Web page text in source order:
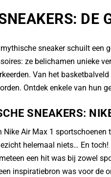
DE
sneaker schuilt een
ze belichamen unieke
Van het
Ontdek enkele van hun
SNEAKERS:
Nike Air Max 1
helemaal niets… En
een hit was bij zowel
inspiratiebron was voor de